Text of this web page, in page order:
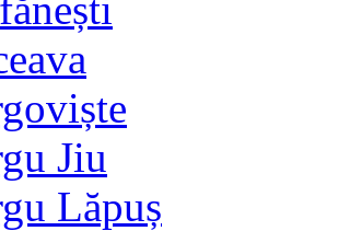
Jiu
Lăpuș